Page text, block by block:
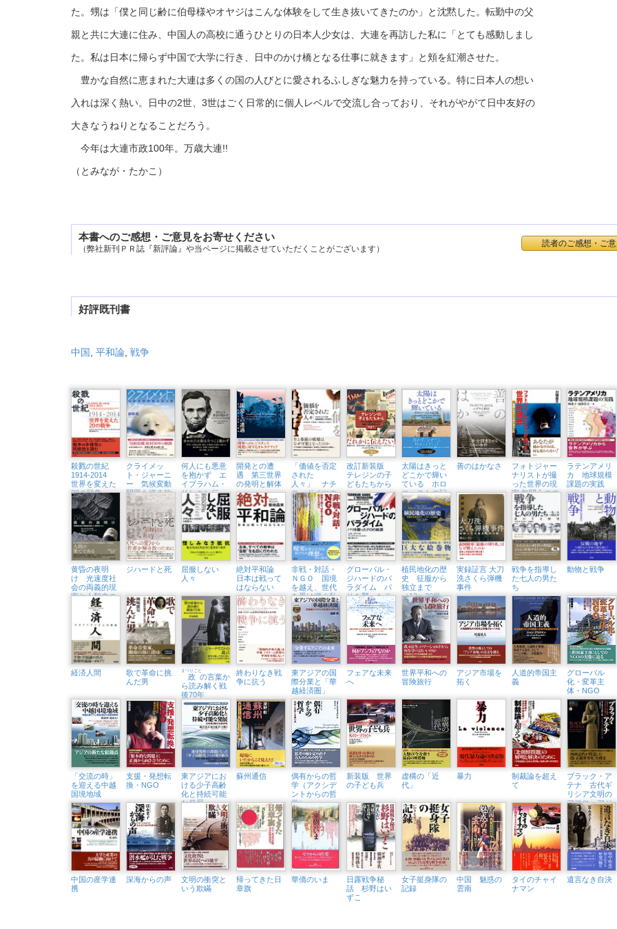
た。甥は「僕と同じ齢に伯母様やオヤジはこんな体験をして生き抜いてきたのか」と沈黙した。転勤中の父
親と共に大連に住み、中国人の高校に通うひとりの日本人少女は、大連を再訪した私に「とても感動しまし
た。私は日本に帰らず中国で大学に行き、日中のかけ橋となる仕事に就きます」と頬を紅潮させた。
豊かな自然に恵まれた大連は多くの国の人びとに愛されるふしぎな魅力を持っている。特に日本人の想い
入れは深く熱い。日中の2世、3世はごく日常的に個人レベルで交流し合っており、それがやがて日中友好の
大きなうねりとなることだろう。
今年は大連市政100年。万歳大連!!
（とみなが・たかこ）
本書へのご感想・ご意見をお寄せください
（弊社新刊ＰＲ誌『新評論』や当ページに掲載させていただくことがございます）
読者のご感想・ご
好評既刊書
中国 平和論 戦争
殺戮の世紀
1914-2014
世界を変えた
20の戦争
クライメッ
ト・ジャーニ
ー 気候変動
問題を巡る旅
何人にも悪意
を抱かず エ
イブラハム・
リンカン伝
開発との遭
遇 第三世界
の発明と解体
「価値を否定
された
人々」 ナチ
ス・ドイツの
強制断種と
「安楽死」
改訂新装版
テレジンの子
どもたちから
太陽はきっと
どこかで輝い
ている ホロ
コーストの記
憶
善のはかなさ
フォトジャー
ナリストが撮
った世界の現
実 無関心のす
ぐそばにある
人生
ラテンアメリ
カ 地球規模
課題の実践
黄昏の夜明
け 光速度社
会の両義的現
実と人類史の
「今」
ジハードと死
屈服しない
人々
絶対平和論
日本は戦って
はならない
非戦・対話・
ＮＧＯ 国境
を越え、世代
を受け継ぐ私
たちの歩み
グローバル・
ジハードのパ
ラダイム パ
リを襲ったテ
ロの起源
植民地化の歴
史 征服から
独立まで
（13〜20世
紀）
実録証言 大刀
洗さくら弾機
事件
戦争を指導し
た七人の男た
ち
動物と戦争
経済人間
歌で革命に挑
んだ男
政
まつりごと
の言葉か
ら読み解く戦
後70年
終わりなき戦
争に抗う
東アジアの国
際分業と「華
越経済圏」
フェアな未来
へ
世界平和への
冒険旅行
アジア市場を
拓く
人道的帝国主
義
グローバル
化・変革主
体・NGO
「交流の時」
を迎える中越
国境地域
支援・発想転
換・NGO
東アジアにお
ける少子高齢
化と持続可能
な発展
蘇州通信
偶有からの哲
学（アクシデ
ントからの哲
学）
新装版 世界
の子ども兵
虚構の「近
代」
暴力
制裁論を超え
て
ブラック・ア
テナ 古代ギ
リシア文明の
アフロ・アジ
ア的ルーツ
中国の産学連
携
深海からの声
文明の衝突と
いう欺瞞
帰ってきた日
章旗
華僑のいま
日露戦争秘
話 杉野はい
ずこ
女子挺身隊の
記録
中国 魅惑の
雲南
タイのチャイ
ナマン
遺言なき自決